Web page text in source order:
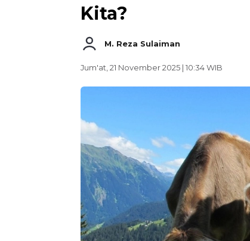
Kita?
M. Reza Sulaiman
Jum'at, 21 November 2025 | 10:34 WIB